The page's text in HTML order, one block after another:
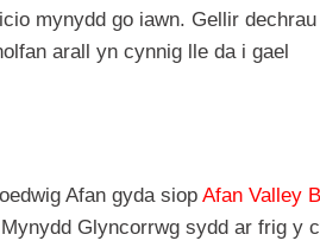
mynydd go iawn. Gellir
arall yn cynnig lle da i gael
Afan gyda siop Afan Valley
Glyncorrwg sydd ar frig y